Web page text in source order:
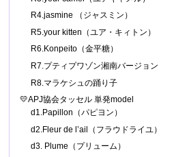
R4.jasmine （ジャスミン）
R5.your kitten（ユア・キィトン）
R6.Konpeito（金平糖）
R7.プティプワゾン湘南バージョン
R8.マラケシュの踊り子
💛APJ協会タッセル 単発model
d1.Papillon（パピヨン）
d2.Fleur de l’ail（フラウドライユ）
d3. Plume（プリューム）